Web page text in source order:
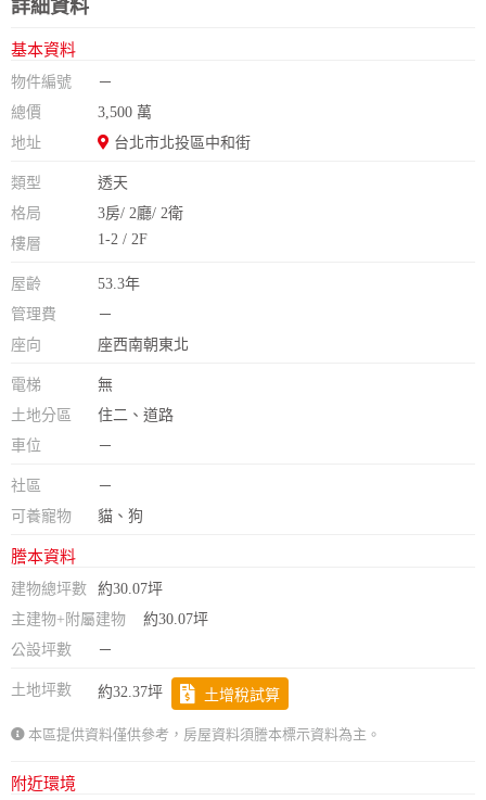
詳細資料
基本資料
物件編號
－
總價
3,500 萬
地址
台北市北投區中和街
類型
透天
格局
3房/ 2廳/ 2衛
樓層
1-2 / 2F
屋齡
53.3年
管理費
－
座向
座西南朝東北
電梯
無
土地分區
住二、道路
車位
－
社區
－
可養寵物
貓、狗
謄本資料
建物總坪數
約30.07坪
主建物+附屬建物
約30.07坪
公設坪數
－
土地坪數 約32.37坪 土增稅試算
本區提供資料僅供參考，房屋資料須謄本標示資料為主。
附近環境